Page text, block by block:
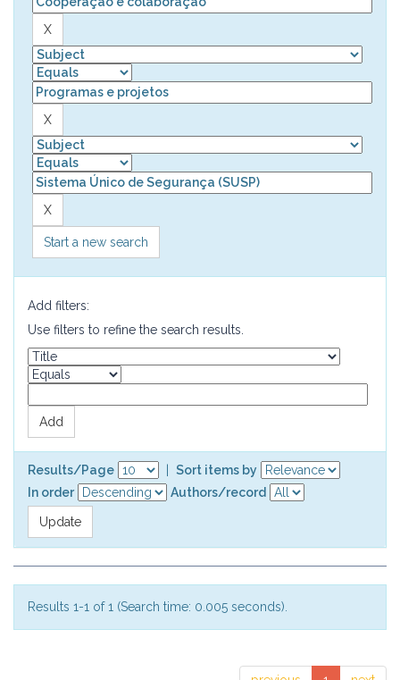
Start a new search
Add filters:
Use filters to refine the search results.
Results/Page
Sort items by
In order
Authors/record
Results 1-1 of 1 (Search time: 0.005 seconds).